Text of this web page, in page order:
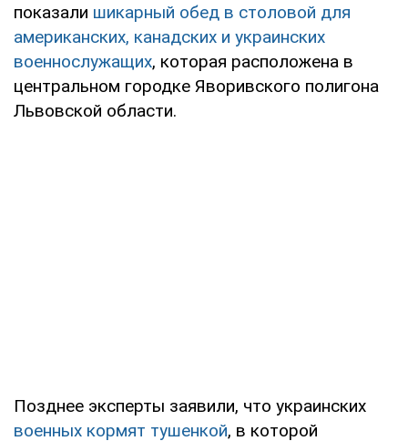
показали шикарный обед в столовой для
американских, канадских и украинских
военнослужащих, которая расположена в
центральном городке Яворивского полигона
Львовской области.
Позднее эксперты заявили, что украинских
военных кормят тушенкой, в которой